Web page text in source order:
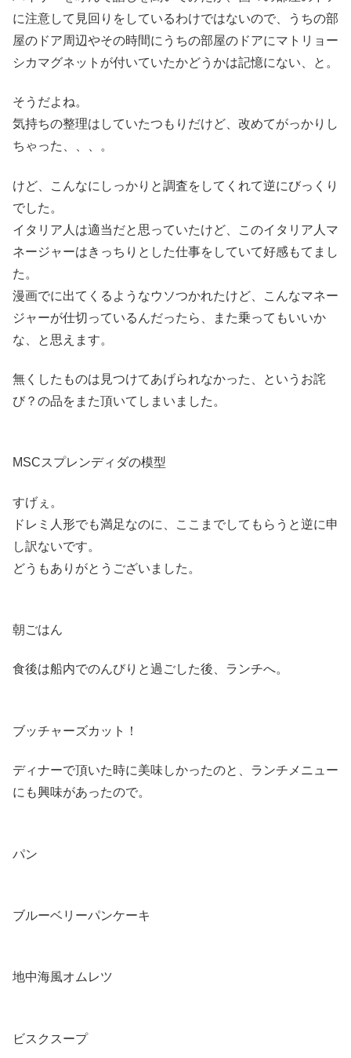
に注意して見回りをしているわけではないので、うちの部
屋のドア周辺やその時間にうちの部屋のドアにマトリョー
シカマグネットが付いていたかどうかは記憶にない、と。
そうだよね。
気持ちの整理はしていたつもりだけど、改めてがっかりし
ちゃった、、、。
けど、こんなにしっかりと調査をしてくれて逆にびっくり
でした。
イタリア人は適当だと思っていたけど、このイタリア人マ
ネージャーはきっちりとした仕事をしていて好感もてまし
た。
漫画でに出てくるようなウソつかれたけど、こんなマネー
ジャーが仕切っているんだったら、また乗ってもいいか
な、と思えます。
無くしたものは見つけてあげられなかった、というお詫
び？の品をまた頂いてしまいました。
MSCスプレンディダの模型
すげぇ。
ドレミ人形でも満足なのに、ここまでしてもらうと逆に申
し訳ないです。
どうもありがとうございました。
朝ごはん
食後は船内でのんびりと過ごした後、ランチへ。
ブッチャーズカット！
ディナーで頂いた時に美味しかったのと、ランチメニュー
にも興味があったので。
パン
ブルーベリーパンケーキ
地中海風オムレツ
ビスクスープ